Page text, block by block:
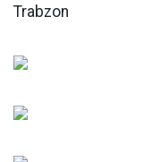
Trabzon